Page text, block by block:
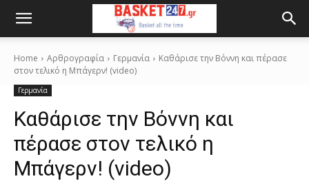
Home Αρθρογραφία Γερμανία
Καθάρισε την Βόννη και πέρασε
στον τελικό η Μπάγερν! (video)
Γερμανία
Καθάρισε την Βόννη και
πέρασε στον τελικό η
Μπάγερν! (video)